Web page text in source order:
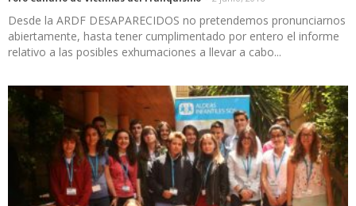
Desde la ARDF DESAPARECIDOS no pretendemos pronunciarnos
abiertamente, hasta tener cumplimentado por entero el informe
relativo a las posibles exhumaciones a llevar a cabo...